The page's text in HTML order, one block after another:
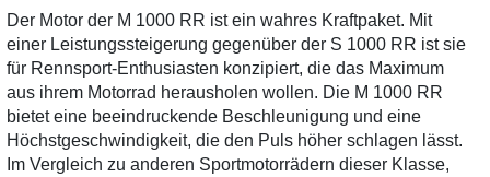
Der Motor der M 1000 RR ist ein wahres Kraftpaket. Mit
einer Leistungssteigerung gegenüber der S 1000 RR ist sie
für Rennsport-Enthusiasten konzipiert, die das Maximum
aus ihrem Motorrad herausholen wollen. Die M 1000 RR
bietet eine beeindruckende Beschleunigung und eine
Höchstgeschwindigkeit, die den Puls höher schlagen lässt.
Im Vergleich zu anderen Sportmotorrädern dieser Klasse,